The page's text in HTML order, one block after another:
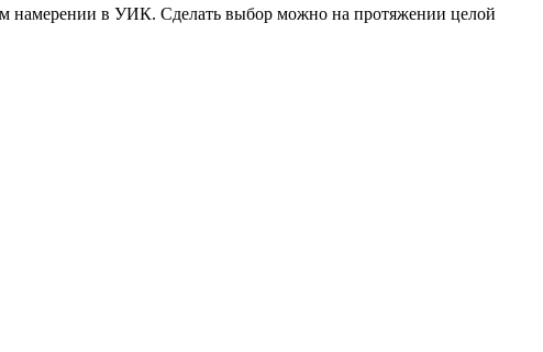
намерении в УИК. Сделать выбор можно на протяжении целой